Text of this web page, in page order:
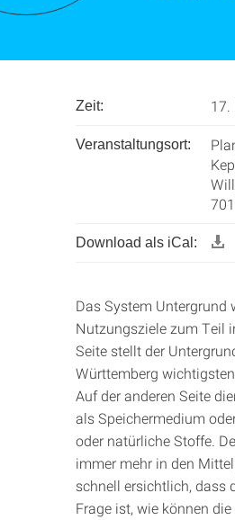
Zeit: 17.
Veranstaltungsort:
Download als iCal:
Das System Untergrund
Nutzungsziele zum Teil
Seite stellt der
Württemberg
Auf der anderen Seite
als Speichermedium
oder natürliche Stoffe.
immer mehr in den
schnell ersichtlich, dass
Frage ist, wie können